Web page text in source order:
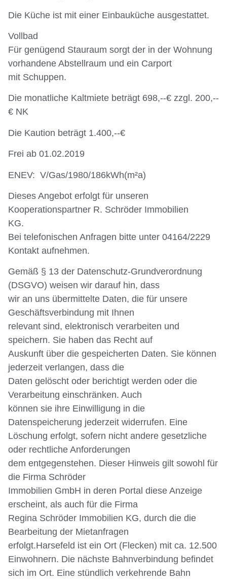
Die Küche ist mit einer Einbauküche ausgestattet.
Vollbad
Für genügend Stauraum sorgt der in der Wohnung
vorhandene Abstellraum und ein Carport
mit Schuppen.
Die monatliche Kaltmiete beträgt 698,--€ zzgl. 200,--
€ NK
Die Kaution beträgt 1.400,--€
Frei ab 01.02.2019
ENEV: V/Gas/1980/186kWh(m²a)
Dieses Angebot erfolgt für unseren
Kooperationspartner R. Schröder Immobilien
KG.
Bei telefonischen Anfragen bitte unter 04164/2229
Kontakt aufnehmen.
Gemäß § 13 der Datenschutz-Grundverordnung
(DSGVO) weisen wir darauf hin, dass
wir an uns übermittelte Daten, die für unsere
Geschäftsverbindung mit Ihnen
relevant sind, elektronisch verarbeiten und
speichern. Sie haben das Recht auf
Auskunft über die gespeicherten Daten. Sie können
jederzeit verlangen, dass die
Daten gelöscht oder berichtigt werden oder die
Verarbeitung einschränken. Auch
können sie ihre Einwilligung in die
Datenspeicherung jederzeit widerrufen. Eine
Löschung erfolgt, sofern nicht andere gesetzliche
oder rechtliche Anforderungen
dem entgegenstehen. Dieser Hinweis gilt sowohl für
die Firma Schröder
Immobilien GmbH in deren Portal diese Anzeige
erscheint, als auch für die Firma
Regina Schröder Immobilien KG, durch die die
Bearbeitung der Mietanfragen
erfolgt.Harsefeld ist ein Ort (Flecken) mit ca. 12.500
Einwohnern. Die nächste Bahnverbindung befindet
sich im Ort. Eine stündlich verkehrende Bahn